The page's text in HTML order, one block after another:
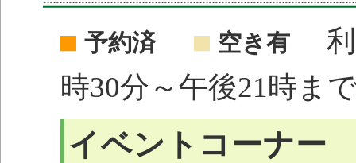
予約済 空き有
利
時30分～午後21時ま
イベントコーナー